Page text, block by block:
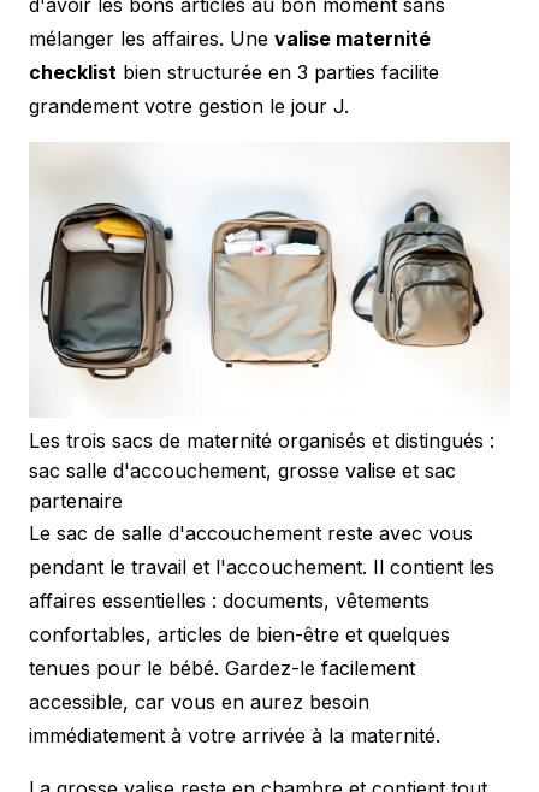
mélanger les affaires. Une valise maternité
checklist bien structurée en 3 parties facilite
grandement votre gestion le jour J.
Les trois sacs de maternité organisés et distingués :
sac salle d'accouchement, grosse valise et sac
partenaire
Le sac de salle d'accouchement reste avec vous
pendant le travail et l'accouchement. Il contient les
affaires essentielles : documents, vêtements
confortables, articles de bien-être et quelques
tenues pour le bébé. Gardez-le facilement
accessible, car vous en aurez besoin
immédiatement à votre arrivée à la maternité.